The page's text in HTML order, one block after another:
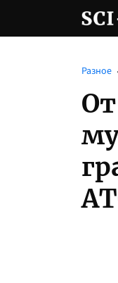
Разное